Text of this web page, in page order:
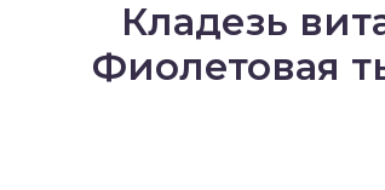
Кладезь
Фиолетовая